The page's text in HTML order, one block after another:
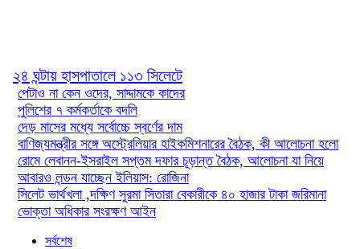
২৪ ঘন্টায় হাসপাতালে ১১৩ সিলেটে
পেটাও না কেন ওদের, সাদ্দামকে কাদের
পুলিশের ৭ কর্মকর্তাকে বদলি
দেড় মাসের মধ্যে সর্বোচ্চে স্বর্ণের দাম
বাণিজ্যমন্ত্রীর সঙ্গে অস্ট্রেলিয়ার হাইকমিশনারের বৈঠক, কী আলোচনা হলো
রোমে লেবানন-ইসরাইল সপ্তম দফার চূড়ান্ত বৈঠক, আলোচনা যা নিয়ে
আবারও লন্ডন যাচ্ছেন ইলিয়াস: রোজিনা
সিলেট ভার্থখলা ,দক্ষিণ সুরমা সিতারা বেকারীকে ৪০ হাজার টাকা জরিমানা
ভোক্তা অধিকার সংরক্ষণ আইন
সর্বশেষ